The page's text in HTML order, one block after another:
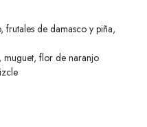
frutales de damasco y piña,
muguet, flor de naranjo